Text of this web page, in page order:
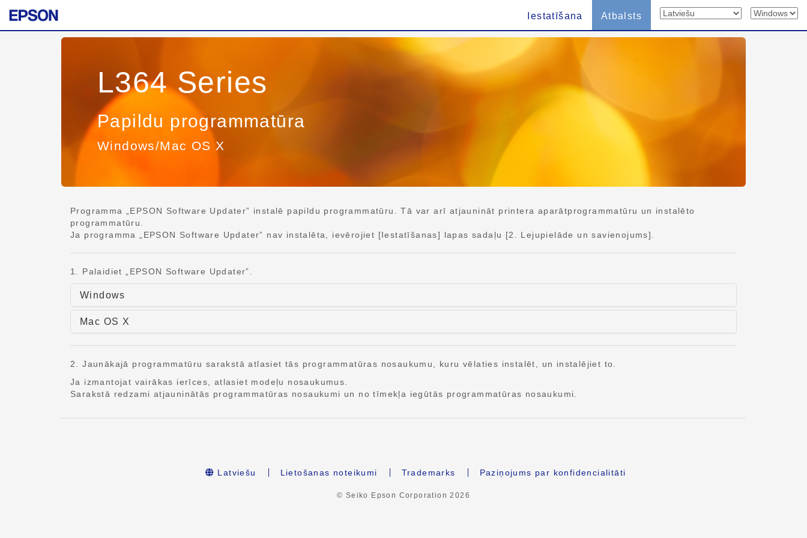
Iestatīšana Atbalsts
L364 Series
Papildu programmatūra
Windows/Mac OS X
Programma „EPSON Software Updater” instalē papildu programmatūru. Tā var arī atjaunināt printera aparātprogrammatūru un instalēto
programmatūru.
Ja programma „EPSON Software Updater” nav instalēta, ievērojiet [Iestatīšanas] lapas sadaļu [2. Lejupielāde un savienojums].
1. Palaidiet „EPSON Software Updater”.
Windows
Mac OS X
2. Jaunākajā programmatūru sarakstā atlasiet tās programmatūras nosaukumu, kuru vēlaties instalēt, un instalējiet to.
Ja izmantojat vairākas ierīces, atlasiet modeļu nosaukumus.
Sarakstā redzami atjauninātās programmatūras nosaukumi un no tīmekļa iegūtās programmatūras nosaukumi.
Latviešu Lietošanas noteikumi Trademarks Paziņojums par konfidencialitāti
© Seiko Epson Corporation2026